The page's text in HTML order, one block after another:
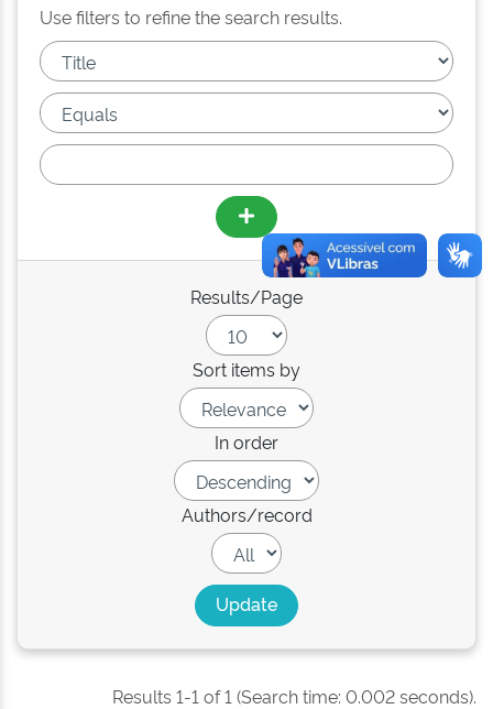
Use filters to refine the search results.
Results/Page
Sort items by
In order
Authors/record
Results 1-1 of 1 (Search time: 0.002 seconds).